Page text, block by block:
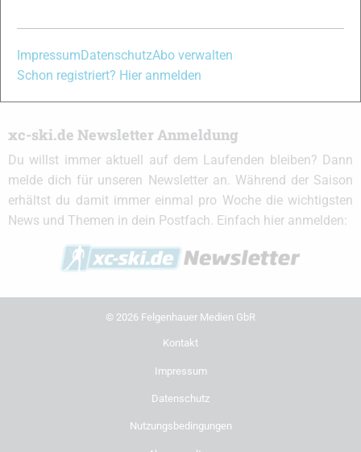
instagramfacebookspotify x
xc-ski.de Newsletter Anmeldung
Du willst immer aktuell auf dem Laufenden bleiben? Dann
melde dich für unseren Newsletter an. Während der Saison
erhältst du damit immer einmal pro Woche die wichtigsten
News und Themen in dein Postfach. Einfach hier anmelden:
© 2026 Felgenhauer Medien GbR
Kontakt
Impressum
Datenschutz
Nutzungsbedingungen
ImpressumDatenschutzAbo verwalten
Schon registriert? Hier anmelden